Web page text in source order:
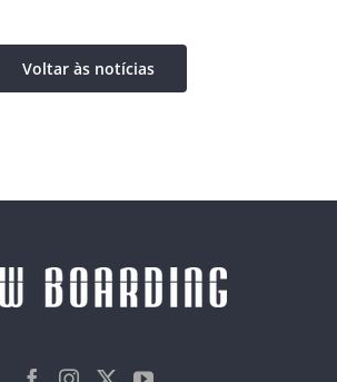
Voltar às notícias